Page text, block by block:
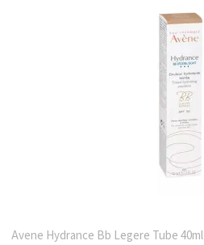
Avene Hydrance Bb Legere Tube 40ml